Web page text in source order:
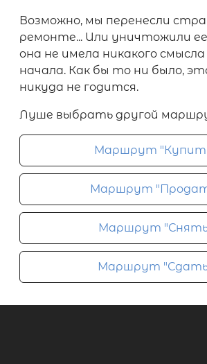
Возможно, мы перенесли
ремонте... Или уничтожили
она не имела никакого смысла
начала. Как бы то ни было,
никуда не годится.
Луше выбрать другой
Маршрут
Маршрут
Маршрут
Маршрут